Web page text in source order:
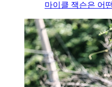
마이클 잭슨은 어